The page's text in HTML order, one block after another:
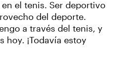
el tenis. Ser deportivo
del deporte.
a través del tenis, y
¡Todavía estoy